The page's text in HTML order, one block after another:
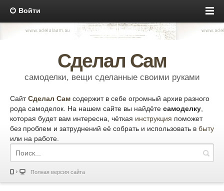
Войти
Сделал Сам
самоделки, вещи сделанные своими руками
СайтСделал Сам содержит в себе огромный архив разного
рода самоделок. На нашем сайте вы найдёте самоделку
которая будет вам интересна, чёткая инструкция поможет
без проблем и затруднений её собрать и использовать в быту
или на работе.
Полная версия сайта